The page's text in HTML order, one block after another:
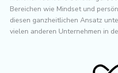
Bereichen wie Mindset und
diesen ganzheitlichen Ansatz
vielen anderen Unternehmen in